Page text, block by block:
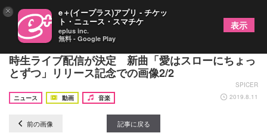
サザンオールスターズ史上初、ラジオ×YouTube同
時生ライブ配信が決定 新曲「愛はスローにちょっ
とずつ」リリース記念での画像2/2
SPICER
ニュース
動画 音楽 2019.8.11
前の画像 記事に戻る
× e＋(イープラス)アプリ - チケッ
ト・ニュース・スマチケ
eplus inc.
無料 - Google Play
表示